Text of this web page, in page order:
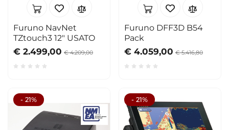
Furuno NavNet
TZtouch3 12" USATO
€ 2.499,00 € 4.209,00
Furuno DFF3D B54
Pack
€ 4.059,00 € 5.416,80
- 21% - 21%